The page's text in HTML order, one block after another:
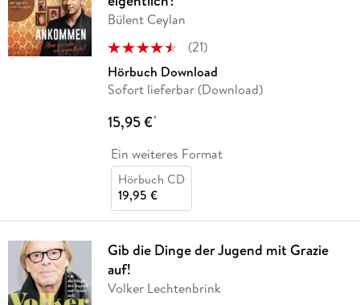
Bülent Ceylan
(21)
Hörbuch Download
Sofort lieferbar (Download)
15,95 €*
Ein weiteres Format
Hörbuch CD
19,95 €
Gib die Dinge der Jugend mit Grazie
auf!
Volker Lechtenbrink